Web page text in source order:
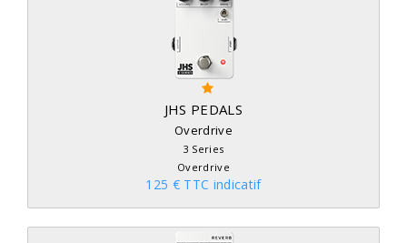
JHS PEDALS
Overdrive
3 Series
Overdrive
125 € TTC indicatif